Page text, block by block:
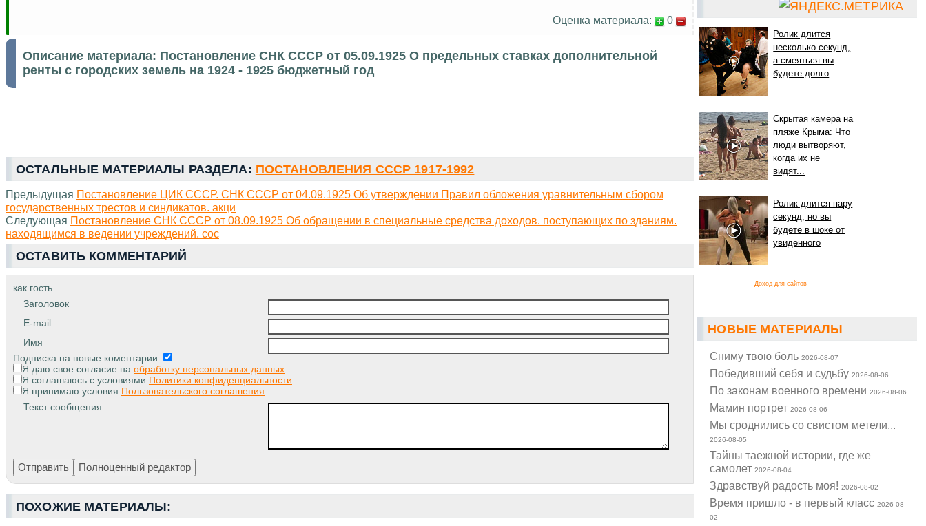
Ролик длится
несколько секунд,
а смеяться вы
будете долго
Скрытая камера на
пляже Крыма: Что
люди вытворяют,
когда их не
видят...
Ролик длится пару
секунд, но вы
будете в шоке от
увиденного
Доход для сайтов
НОВЫЕ МАТЕРИАЛЫ
Cниму твою боль2026-08-07
Победивший себя и судьбу2026-08-06
По законам военного времени2026-08-06
Мамин портрет2026-08-06
Мы сроднились со свистом метели...
2026-08-05
Тайны таежной истории, где же
самолет2026-08-04
Здравствуй радость моя!2026-08-02
Время пришло - в первый класс2026-08-
02
Оценка материала: 0
Описание материала: Постановление СНК СССР от 05.09.1925 О предельных ставках дополнительной
ренты с городских земель на 1924 - 1925 бюджетный год
ОСТАЛЬНЫЕ МАТЕРИАЛЫ РАЗДЕЛА: ПОСТАНОВЛЕНИЯ СССР 1917-1992
Предыдущая Постановление ЦИК СССР. СНК СССР от 04.09.1925 Об утверждении Правил обложения уравнительным сбором
государственных трестов и синдикатов. акци
Следующая Постановление СНК СССР от 08.09.1925 Об обращении в специальные средства доходов. поступающих по зданиям.
находящимся в ведении учреждений. сос
ОСТАВИТЬ КОММЕНТАРИЙ
как гость
Заголовок
E-mail
Имя
Подписка на новые коментарии:
Я даю свое согласие на обработку персональных данных
Я соглашаюсь с условиями Политики конфиденциальности
Я принимаю условия Пользовательского соглашения
Текст сообщения
ПОХОЖИЕ МАТЕРИАЛЫ: